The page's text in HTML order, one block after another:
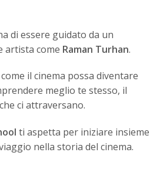
di essere guidato da un
artista come Raman Turhan.
il cinema possa diventare
meglio te stesso, il
ci attraversano.
ti aspetta per iniziare insieme
nella storia del cinema.